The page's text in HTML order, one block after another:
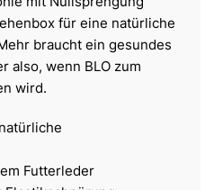
für eine natürliche
braucht ein gesundes
also, wenn BLO zum
wird.
Futterleder